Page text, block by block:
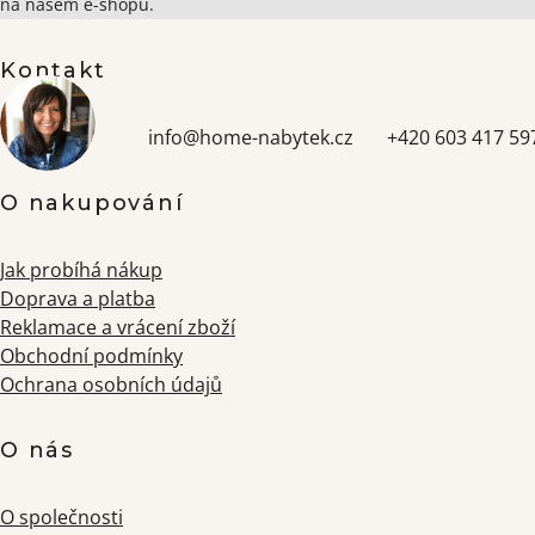
na našem e-shopu.
Kontakt
info@home-nabytek.cz +420 603 417
O nakupování
Jak probíhá nákup
Doprava a platba
Reklamace a vrácení zboží
Obchodní podmínky
Ochrana osobních údajů
O nás
O společnosti